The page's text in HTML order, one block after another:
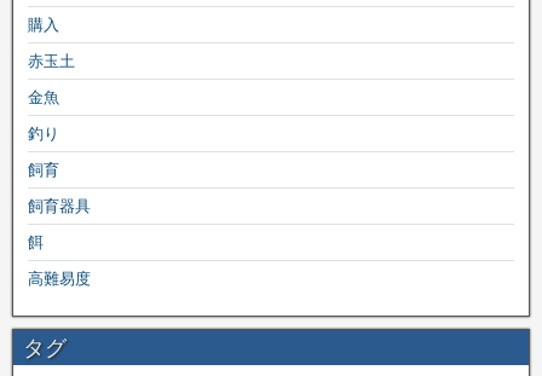
購入
赤玉土
金魚
釣り
飼育
飼育器具
餌
高難易度
タグ